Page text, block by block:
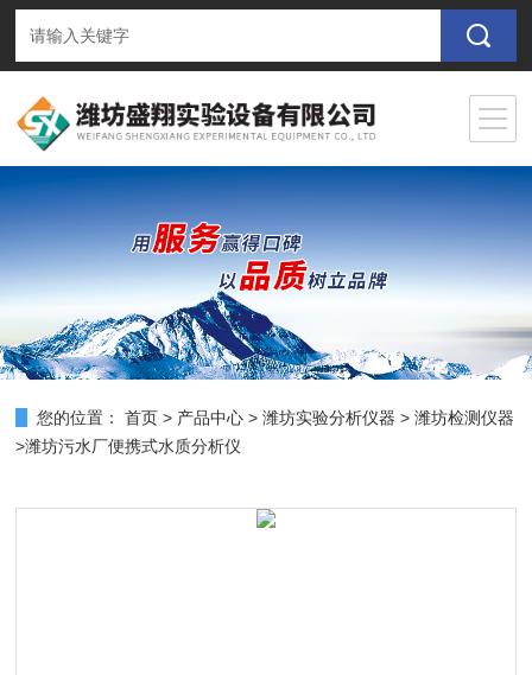
您的位置： 首页 > 产品中心 >潍坊实验分析仪器 >潍坊检测仪器
>潍坊污水厂便携式水质分析仪